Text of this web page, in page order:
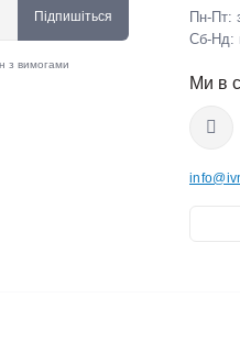
Підпишіться
з вимогами
Пн-Пт:
Сб-Нд:
Ми в